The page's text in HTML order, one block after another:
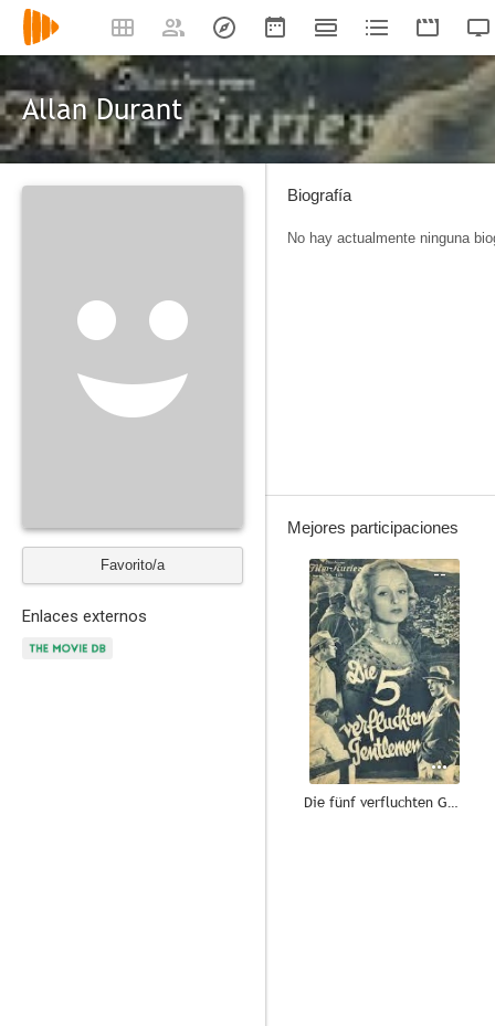
Allan Durant
Favorito/a
Enlaces externos
Biografía
No hay actualmente ninguna
Mejores participaciones
--
Die fünf verfluchten Gentlemen